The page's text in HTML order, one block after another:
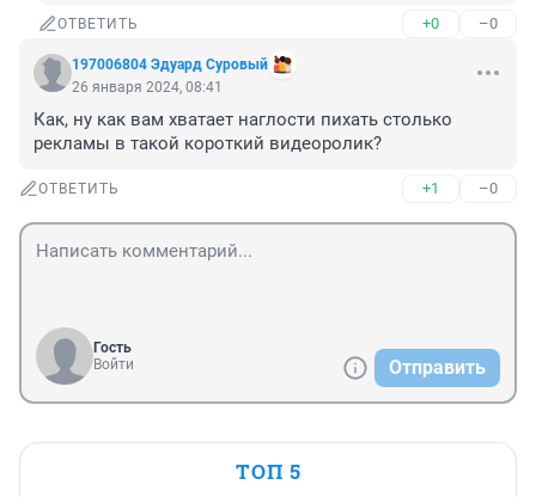
ОТВЕТИТЬ +0 –0
197006804 Эдуард Суровый
26 января 2024, 08:41
Как, ну как вам хватает наглости пихать столько
рекламы в такой короткий видеоролик?
ОТВЕТИТЬ +1 –0
Гость
Войти
Отправить
ТОП 5